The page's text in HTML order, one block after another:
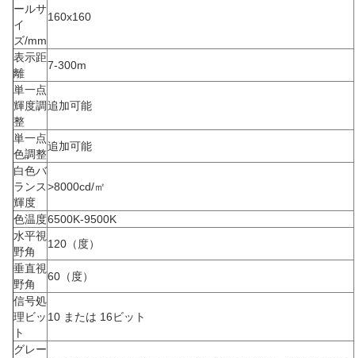
ールサ
イ
ズ/mm
160x160
表示距
離
7-300m
単一点
輝度調
整
追加可能
単一点
色調整
追加可能
白色バ
ランス
輝度
>8000cd/㎡
色温度6500K-9500K
水平視
野角
120（度）
垂直視
野角
60（度）
信号処
理ビッ
ト
10 または 16ビット
グレー